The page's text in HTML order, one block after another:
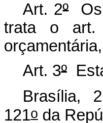
Art. 2ºOs
trata o
Art. 3º
Brasília,
121o da